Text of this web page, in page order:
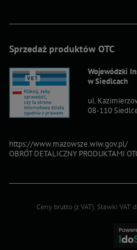
Sprzedaż produktów OTC
Wojewódzki
w Siedlcach
ul.
08-110
https://www.mazowsze.wiw.gov.pl/
OBRÓT DETALICZNY PRODUKTAMI
Ceny brutto (z VAT). Stawki VAT